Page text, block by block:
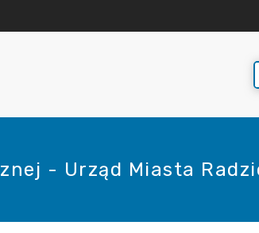
- Urząd Miasta